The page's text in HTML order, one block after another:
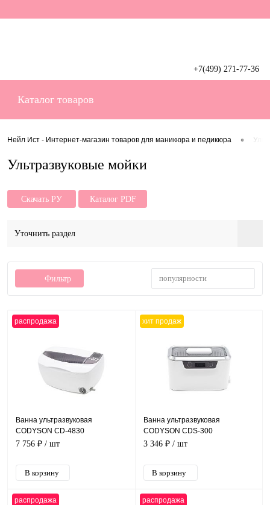
+7(499) 271-77-36
Каталог товаров
Нейл Ист - Интернет-магазин товаров для маникюра и педикюра •
Ультразвуковые мойки
Скачать РУ Каталог PDF
Уточнить раздел
Фильтр популярности
распродажа
Ванна ультразвуковая
CODYSON CD-4830
7 756 ₽ / шт
хит продаж
Ванна ультразвуковая
CODYSON CDS-300
3 346 ₽ / шт
распродажа распродажа